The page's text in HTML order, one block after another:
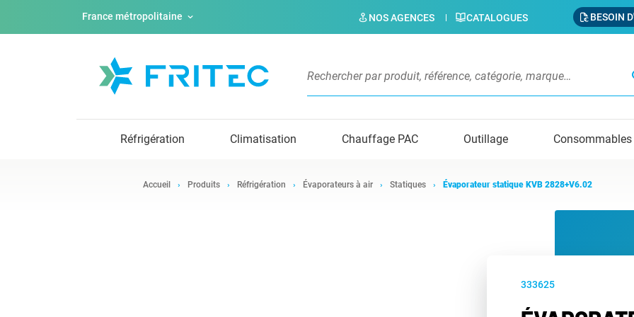
France métropolitaine NOS AGENCES CATALOGUES BESOIN
Réfrigération Climatisation Chauffage PAC Outillage Consommables
Accueil Produits Réfrigération Évaporateurs à air Statiques Évaporateur statique KVB 2828+V6.02
333625